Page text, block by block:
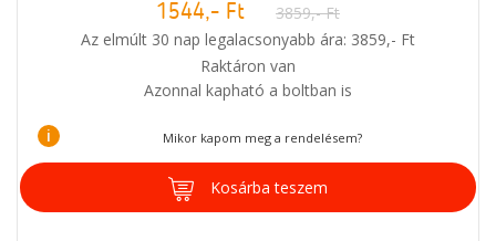
1544,- Ft
3859,- Ft
Az elmúlt 30 nap legalacsonyabb ára: 3859,- Ft
Raktáron van
Azonnal kapható a boltban is
i Mikor kapom meg a rendelésem?
Kosárba teszem